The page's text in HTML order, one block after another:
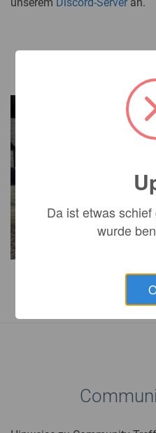
Da ist etwas
wurde